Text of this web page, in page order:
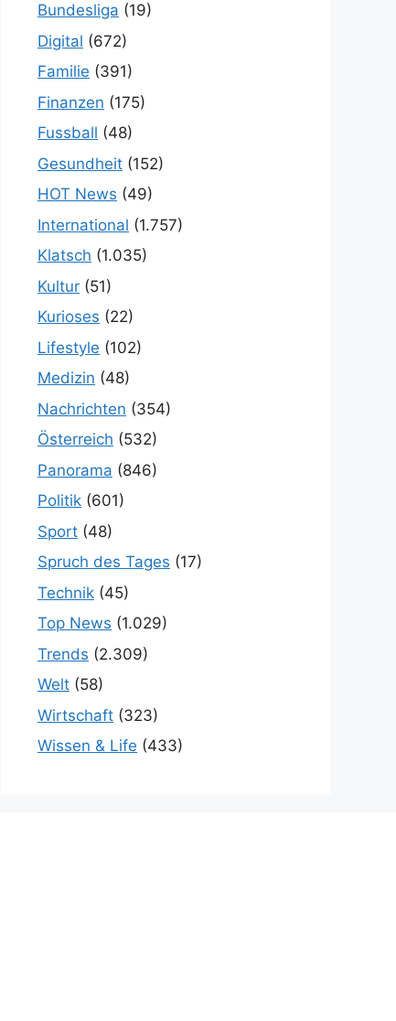
Bundesliga (19)
Digital (672)
Familie (391)
Finanzen (175)
Fussball (48)
Gesundheit (152)
HOT News (49)
International (1.757)
Klatsch (1.035)
Kultur (51)
Kurioses (22)
Lifestyle (102)
Medizin (48)
Nachrichten (354)
Österreich (532)
Panorama (846)
Politik (601)
Sport (48)
Spruch des Tages (17)
Technik (45)
Top News (1.029)
Trends (2.309)
Welt (58)
Wirtschaft (323)
Wissen & Life (433)